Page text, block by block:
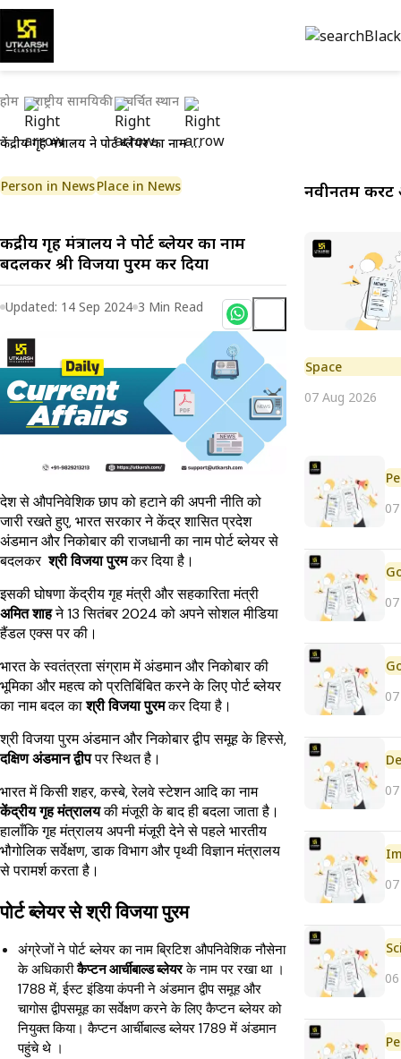
होम राष्ट्रीय सामयिकी चर्चित स्थान
केंद्रीय गृह मंत्रालय ने पोर्ट ब्लेयर का नाम बदलकर श्री विजया पुरम कर दिया
Person in NewsPlace in News
केंद्रीय गृह मंत्रालय ने पोर्ट ब्लेयर का नाम
बदलकर श्री विजया पुरम कर दिया
Updated: 14 Sep 2024 3 Min Read
देश से औपनिवेशिक छाप को हटाने की अपनी नीति को
जारी रखते हुए, भारत सरकार ने केंद्र शासित प्रदेश
अंडमान और निकोबार की राजधानी का नाम पोर्ट ब्लेयर से
बदलकरश्री विजया पुरमकर दिया है।
इसकी घोषणा केंद्रीय गृह मंत्री और सहकारिता मंत्री
अमित शाहने 13 सितंबर 2024 को अपने सोशल मीडिया
हैंडल एक्स पर की।
भारत के स्वतंत्रता संग्राम में अंडमान और निकोबार की
भूमिका और महत्व को प्रतिबिंबित करने के लिए पोर्ट ब्लेयर
का नाम बदल काश्री विजया पुरमकर दिया है।
श्री विजया पुरम अंडमान और निकोबार द्वीप समूह के हिस्से,
दक्षिण अंडमान द्वीपपर स्थित है।
भारत में किसी शहर, कस्बे, रेलवे स्टेशन आदि का नाम
केंद्रीय गृह मंत्रालयकी मंजूरी के बाद ही बदला जाता है।
हालाँकि गृह मंत्रालय अपनी मंजूरी देने से पहले भारतीय
भौगोलिक सर्वेक्षण, डाक विभाग और पृथ्वी विज्ञान मंत्रालय
से परामर्श करता है।
पोर्ट ब्लेयर से श्री विजया पुरम
अंग्रेजों ने पोर्ट ब्लेयर का नाम ब्रिटिश औपनिवेशिक नौसेना
के अधिकारीकैप्टन आर्चीबाल्ड ब्लेयरके नाम पर रखा था ।
1788 में, ईस्ट इंडिया कंपनी ने अंडमान द्वीप समूह और
चागोस द्वीपसमूह का सर्वेक्षण करने के लिए कैप्टन ब्लेयर को
नियुक्त किया। कैप्टन आर्चीबाल्ड ब्लेयर 1789 में अंडमान
पहुंचे थे ।
नवीनतम करेंट
Space
07 Aug 2026